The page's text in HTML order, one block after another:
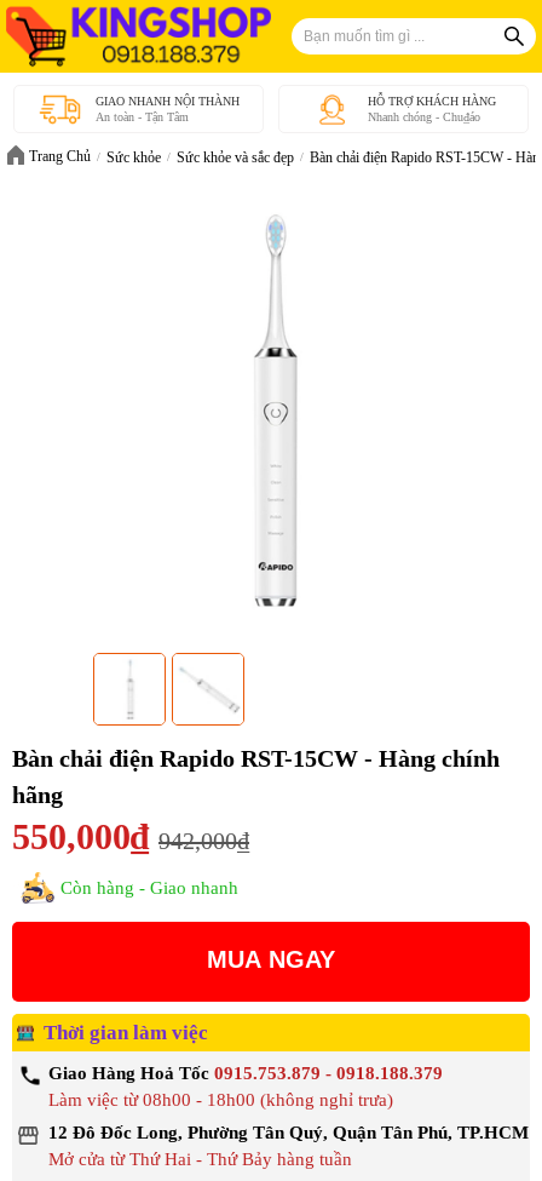
GIAO NHANH NỘI THÀNH
An toàn - Tận Tâm
HỖ TRỢ KHÁCH HÀNG
Nhanh chóng - Chu₫áo
Trang Chủ Sức khỏe Sức khỏe và sắc đẹp Bàn chải điện Rapido RST-15CW -
Bàn chải điện Rapido RST-15CW - Hàng chính
hãng
550,000₫ 942,000₫
Còn hàng - Giao nhanh
MUA NGAY
Thời gian làm việc
Giao Hàng Hoả Tốc 0915.753.879 - 0918.188.379
Làm việc từ 08h00 - 18h00 (không nghỉ trưa)
12 Đô Đốc Long, Phường Tân Quý, Quận Tân Phú, TP.HCM
Mở cửa từ Thứ Hai - Thứ Bảy hàng tuần